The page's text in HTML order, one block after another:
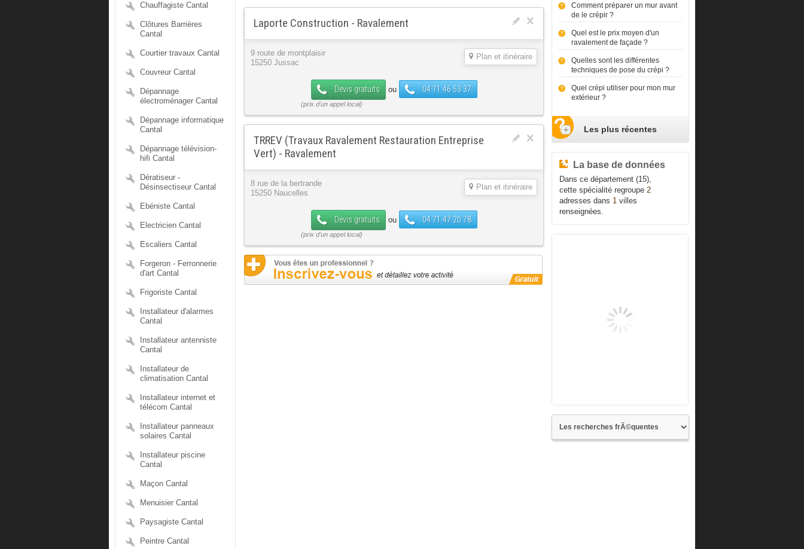
Chauffagiste Cantal
Clôtures Barrières
Cantal
Courtier travaux Cantal
Couvreur Cantal
Dépannage
électroménager Cantal
Dépannage informatique
Cantal
Dépannage télévision-
hifi Cantal
Dératiseur -
Désinsectiseur Cantal
Ebéniste Cantal
Electricien Cantal
Escaliers Cantal
Forgeron - Ferronnerie
d'art Cantal
Frigoriste Cantal
Installateur d'alarmes
Cantal
Installateur antenniste
Cantal
Installateur de
climatisation Cantal
Installateur internet et
télécom Cantal
Installateur panneaux
solaires Cantal
Installateur piscine
Cantal
Maçon Cantal
Menuisier Cantal
Paysagiste Cantal
Peintre Cantal
Laporte Construction - Ravalement
Plan et itinéraire
9 route de montplaisir
15250 Jussac
Devis gratuits ou 04 71 46 53 37
TRREV (Travaux Ravalement Restauration Entreprise
Vert) - Ravalement
Plan et itinéraire
8 rue de la bertrande
15250 Naucelles
Devis gratuits ou 04 71 47 20 78
Comment préparer un mur avant
de le crépir ?
Quel est le prix moyen d'un
ravalement de façade ?
Quelles sont les différentes
techniques de pose du crépi ?
Quel crépi utiliser pour mon mur
extérieur ?
Les plus récentes
La base de données
Dans ce département (15),
cette spécialité regroupe 2
adresses dans 1villes
renseignées.